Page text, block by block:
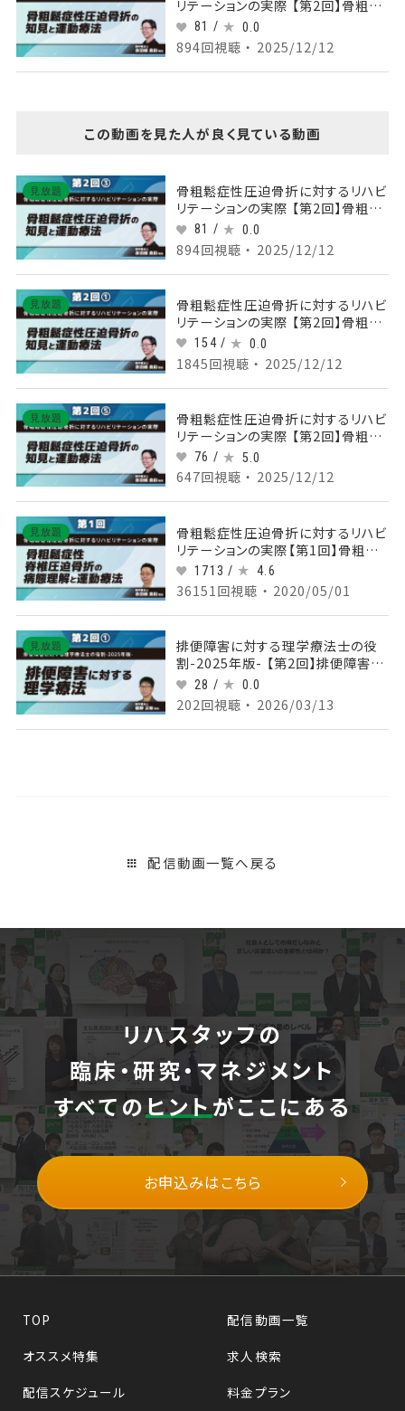
リテーションの実際 【第2回】骨粗鬆
症性圧迫骨折の知見と運動療法
Part③体幹筋とサルコペニア
81 / 0.0
894回視聴 ・ 2025/12/12
この動画を見た人が良く見ている動画
見放題
骨粗鬆症性圧迫骨折に対するリハビ
リテーションの実際 【第2回】骨粗鬆
症性圧迫骨折の知見と運動療法
Part③体幹筋とサルコペニア
81 / 0.0
894回視聴 ・ 2025/12/12
見放題
骨粗鬆症性圧迫骨折に対するリハビ
リテーションの実際 【第2回】骨粗鬆
症性圧迫骨折の知見と運動療法
Part①脊椎アライメントについて
154 / 0.0
1845回視聴 ・ 2025/12/12
見放題
骨粗鬆症性圧迫骨折に対するリハビ
リテーションの実際 【第2回】骨粗鬆
症性圧迫骨折の知見と運動療法
Part⑤サルコペニアと運動療法Ⅱ
76 / 5.0
647回視聴 ・ 2025/12/12
見放題
骨粗鬆症性圧迫骨折に対するリハビ
リテーションの実際【第1回】骨粗鬆
症性脊椎圧迫骨折の病態理解と運
動療法
1713 / 4.6
36151回視聴 ・ 2020/05/01
見放題
排便障害に対する理学療法士の役
割-2025年版- 【第2回】排便障害に
対する理学療法 Part①排便障害に
ついて
28 / 0.0
202回視聴 ・ 2026/03/13
配信動画一覧へ戻る
リハスタッフの
臨床・研究・マネジメント
すべてのヒントがここにある
お申込みはこちら
TOP
配信動画一覧
オススメ特集
求人検索
配信スケジュール
料金プラン